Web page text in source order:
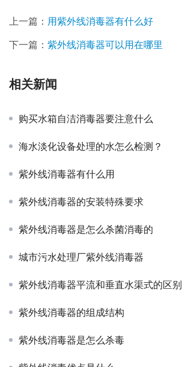
上一篇： 用紫外线消毒器有什么好
下一篇： 紫外线消毒器可以用在哪里
相关新闻
购买水箱自洁消毒器要注意什么
海水淡化设备处理的水怎么检测？
紫外线消毒器有什么用
紫外线消毒器的安装特殊要求
紫外线消毒器是怎么杀菌消毒的
城市污水处理厂紫外线消毒器
紫外线消毒器平流和垂直水渠式的区别
紫外线消毒器的组成结构
紫外线消毒器是怎么杀毒